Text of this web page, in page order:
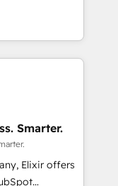
pipelines;
ready
and mid-
a strategic
creative
HubSpot
creating
on with clear
Joy, Grit,
Elixir Solutions - Your business. Smarter.
Elixir offers